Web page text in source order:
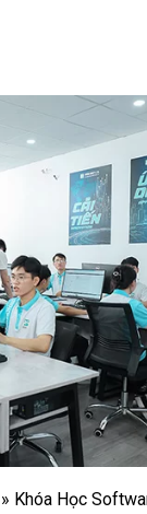
» Khóa Học